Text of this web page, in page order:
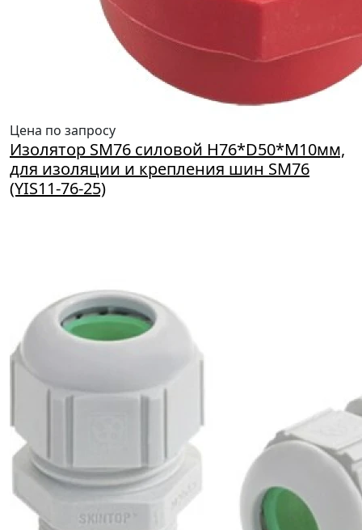
Цена по запросу
Изолятор SM76 силовой Н76*D50*M10мм,
для изоляции и крепления шин SM76
(YIS11-76-25)